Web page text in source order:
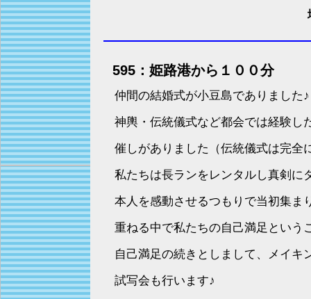
595：姫路港から１００分
仲間の結婚式が小豆島でありました♪
神輿・伝統儀式など都会では経験し
催しがありました（伝統儀式は完全
私たちは長ランをレンタルし真剣に
本人を感動させるつもりで当初集ま
重ねる中で私たちの自己満足という
自己満足の続きとしまして、メイキ
試写会も行います♪